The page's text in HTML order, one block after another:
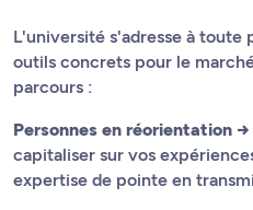
L'université s'adresse à toute
outils concrets pour le
parcours :
Personnes en réorientation →
capitaliser sur vos
expertise de pointe en